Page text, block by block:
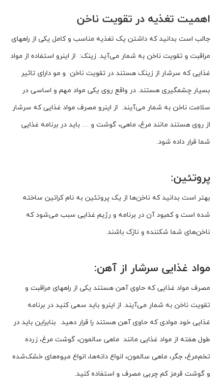
اهمیت تغذیه در تقویت ناخن
جالب است بدانید که داشتن یک تغذیه مناسب و کامل یکی از راههای
مراقبت و تقویت ناخن به شمار می‌آید. زینک: از اینرو استفاده از مواد
غذایی که سرشار از زینک هستند در تقویت ناخن و مو دارای تاثیر
بسیار چشمگیری هستند. در واقع روی یکی مواد مهم و اساسی در
سلامت ناخن به شمار می‌آیند. از اینرو مصرف مواد غذایی که سرشار
از روی هستند مانند مرغ، ماهی، گوشت و … باید در برنامه غذایی
شما قرار داده شود.
پروتئین:
بهتر است بدانید که ناخن‌ها از یک پروتئین به نام کراتین ساخته
شده است و کمبود آن در برنامه و رژیم غذایی سبب می‌شود که
ناخن‌های شما شکننده و نازک باشند.
مواد غذایی سرشار از آهن:
مصرف مواد غذایی که حاوی آهن هستند یکی از راههای مراقبت و
تقویت ناخن به شمار می‌آیند. از اینرو باید سعی کنید در برنامه
غذایی خود موادی که حاوی آهن هستند را قرار دهید. بنابراین باید در
طول هفته از مواد غذایی مانند ماهی سالمون، گوشت مرغ، زرده
تخم‌مرغ، جگر، ماهی سالمون، انواع دانه‌ها، انواع میوه‌های خشک‌شده
و گوشت قرمز کم چربی مصرف و استفاده کنید.